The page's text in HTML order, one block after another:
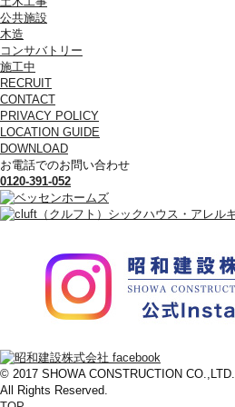
公共施設
木造
コンサバトリー
施工中
RECRUIT
CONTACT
PRIVACY POLICY
LOCATION GUIDE
DOWNLOAD
お電話でのお問い合わせ
0120-391-052
© 2017 SHOWA CONSTRUCTION CO.,LTD.
All Rights Reserved.